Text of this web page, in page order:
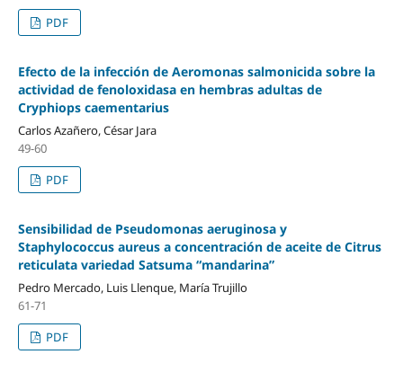
PDF
Efecto de la infección de Aeromonas salmonicida sobre la
actividad de fenoloxidasa en hembras adultas de
Cryphiops caementarius
Carlos Azañero, César Jara
49-60
PDF
Sensibilidad de Pseudomonas aeruginosa y
Staphylococcus aureus a concentración de aceite de Citrus
reticulata variedad Satsuma “mandarina”
Pedro Mercado, Luis Llenque, María Trujillo
61-71
PDF